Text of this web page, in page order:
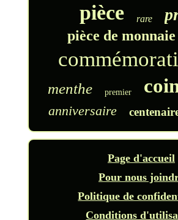
pièce rare
pièce de monnaie
menthe premier
anniversaire
Page d'accueil
Pour nous
Politique de
Conditions